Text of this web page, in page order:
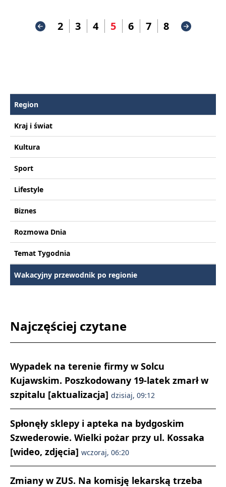
2 3 4 5 6 7 8
Region
Kraj i świat
Kultura
Sport
Lifestyle
Biznes
Rozmowa Dnia
Temat Tygodnia
Wakacyjny przewodnik po regionie
Najczęściej czytane
Wypadek na terenie firmy w Solcu
Kujawskim. Poszkodowany 19-latek zmarł w
szpitalu [aktualizacja] dzisiaj, 09:12
Spłonęły sklepy i apteka na bydgoskim
Szwederowie. Wielki pożar przy ul. Kossaka
[wideo, zdjęcia] wczoraj, 06:20
Zmiany w ZUS. Na komisję lekarską trzeba